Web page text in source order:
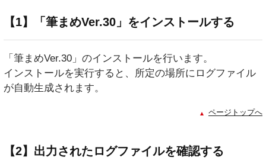
【1】「筆まめVer.30」をインストールする
「筆まめVer.30」のインストールを行います。
インストールを実行すると、所定の場所にログファイル
が自動生成されます。
ページトップへ
【2】出力されたログファイルを確認する